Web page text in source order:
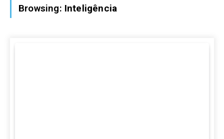
Browsing: Inteligência